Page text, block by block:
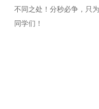
不同之处！分秒必争，只
同学们！